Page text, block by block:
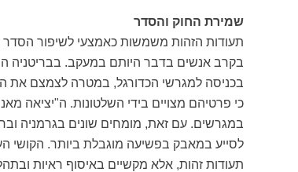
שמירת החוק והסדר
תעודות הזהות משמשות כאמצעי לשיפור הסדר
בקרב אנשים בדבר היותם במעקב. בבריטניה
בכניסה למגרשי הכדורגל, במטרה לצמצם את
כי פרטיהם מצויים בידי השלטונות. ה"יציאה
במגרשים. עם זאת, מומחים שונים בגרמניה
לסייע במאבק בפשיעה מוגבלת ביותר. הקושי
תעודות זהות, אלא מקשיים באיסוף ראיות